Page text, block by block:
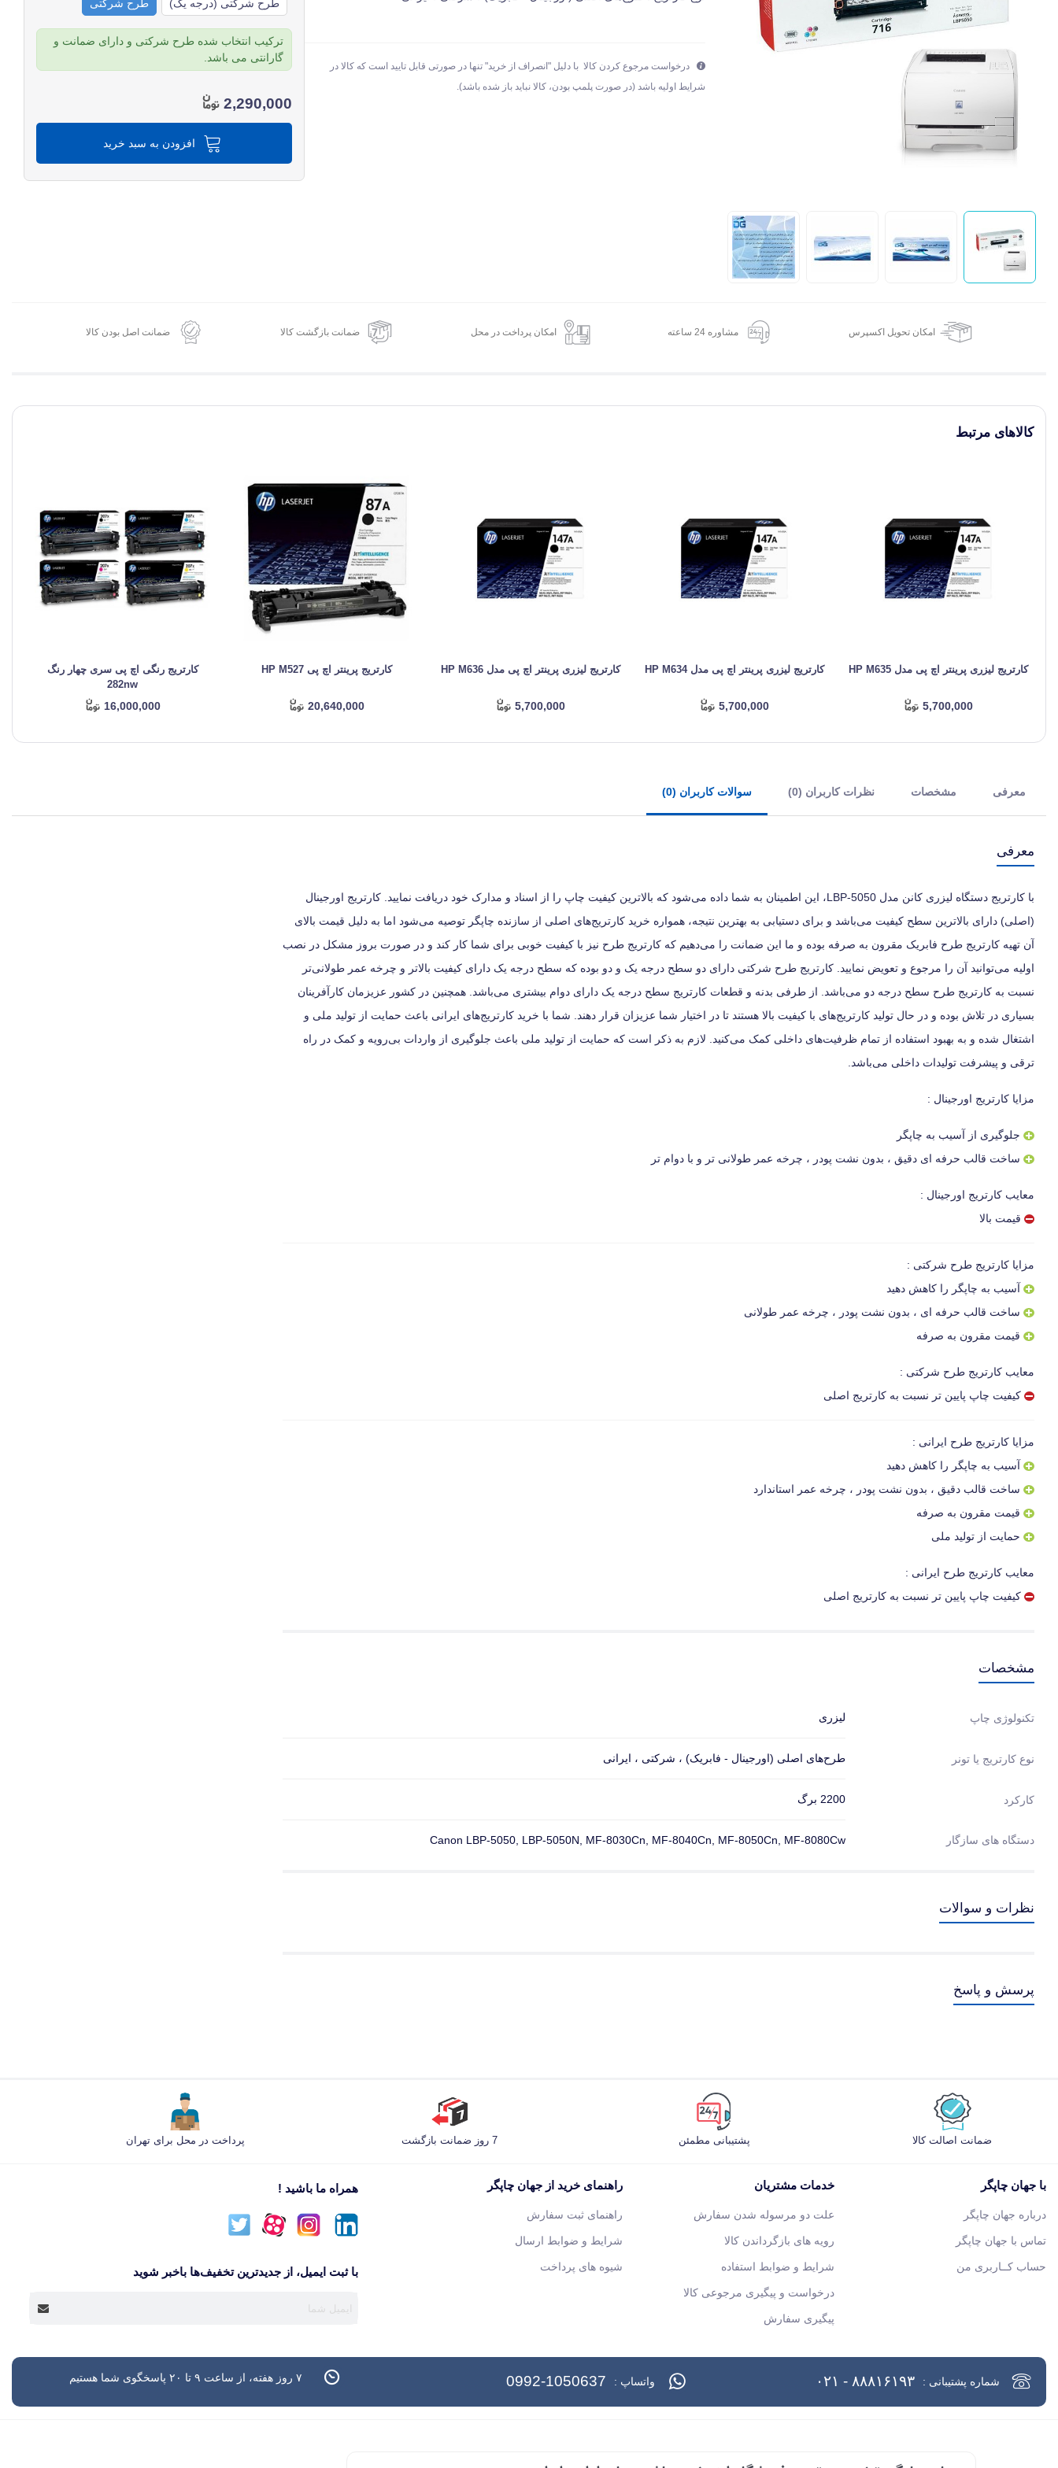
درخواست مرجوع کردن کالا با دلیل "انصراف از خرید" تنها در صورتی قابل تایید است که کالا در
شرایط اولیه باشد (در صورت پلمپ بودن، کالا نباید باز شده باشد).
طرح شرکتی (درجه یک) طرح شرکتی
ترکیب انتخاب شده طرح شرکتی و دارای ضمانت و
گارانتی می باشد.
2,290,000
افزودن به سبد خرید
امکان تحویل اکسپرس مشاوره 24 ساعته امکان پرداخت در محل ضمانت بازگشت کالا ضمانت اصل بودن کالا
کالاهای مرتبط
کارتریج لیزری پرینتر اچ پی مدل HP M635
5,700,000
کارتریج لیزری پرینتر اچ پی مدل HP M634
5,700,000
کارتریج لیزری پرینتر اچ پی مدل HP M636
5,700,000
کارتریج پرینتر اچ پی HP M527
20,640,000
کارتریج رنگی اچ پی سری چهار رنگ
282nw
16,000,000
معرفی مشخصات نظرات کاربران (0) سوالات کاربران (0)
معرفی
با کارتریج دستگاه لیزری کانن مدل LBP-5050، این اطمینان به شما داده می‌شود که بالاترین کیفیت چاپ را از اسناد و مدارک خود دریافت نمایید. کارتریج اورجینال
(اصلی) دارای بالاترین سطح کیفیت می‌باشد و برای دستیابی به بهترین نتیجه، همواره خرید کارتریج‌های اصلی از سازنده چاپگر توصیه می‌شود اما به دلیل قیمت بالای
آن تهیه کارتریج طرح فابریک مقرون به صرفه بوده و ما این ضمانت را می‌دهیم که کارتریج طرح نیز با کیفیت خوبی برای شما کار کند و در صورت بروز مشکل در نصب
اولیه می‌توانید آن را مرجوع و تعویض نمایید. کارتریج طرح شرکتی دارای دو سطح درجه یک و دو بوده که سطح درجه یک دارای کیفیت بالاتر و چرخه عمر طولانی‌تر
نسبت به کارتریج طرح سطح درجه دو می‌باشد. از طرفی بدنه و قطعات کارتریج سطح درجه یک دارای دوام بیشتری می‌باشد. همچنین در کشور عزیزمان کارآفرینان
بسیاری در تلاش بوده و در حال تولید کارتریج‌های با کیفیت بالا هستند تا در اختیار شما عزیزان قرار دهند. شما با خرید کارتریج‌های ایرانی باعث حمایت از تولید ملی و
اشتغال شده و به بهبود استفاده از تمام ظرفیت‌های داخلی کمک می‌کنید. لازم به ذکر است که حمایت از تولید ملی باعث جلوگیری از واردات بی‌رویه و کمک در راه
ترقی و پیشرفت تولیدات داخلی می‌باشد.
مزایا کارتریج اورجینال :
جلوگیری از آسیب به چاپگر
ساخت قالب حرفه ای دقیق ، بدون نشت پودر ، چرخه عمر طولانی تر و با دوام تر
معایب کارتریج اورجینال :
قیمت بالا
مزایا کارتریج طرح شرکتی :
آسیب به چاپگر را کاهش دهید
ساخت قالب حرفه ای ، بدون نشت پودر ، چرخه عمر طولانی
قیمت مقرون به صرفه
معایب کارتریج طرح شرکتی :
کیفیت چاپ پایین تر نسبت به کارتریج اصلی
مزایا کارتریج طرح ایرانی :
آسیب به چاپگر را کاهش دهید
ساخت قالب دقیق ، بدون نشت پودر ، چرخه عمر استاندارد
قیمت مقرون به صرفه
حمایت از تولید ملی
معایب کارتریج طرح ایرانی :
کیفیت چاپ پایین تر نسبت به کارتریج اصلی
مشخصات
تکنولوژی چاپ لیزری
نوع کارتریج یا تونر طرح‌های اصلی (اورجینال - فابریک) ، شرکتی ، ایرانی
کارکرد 2200 برگ
دستگاه های سازگار Canon LBP-5050, LBP-5050N, MF-8030Cn, MF-8040Cn, MF-8050Cn, MF-8080Cw
نظرات و سوالات
پرسش و پاسخ
ضمانت اصالت کالا پشتیبانی مطمئن 7 روز ضمانت بازگشت پرداخت در محل برای تهران
با جهان چاپگر
درباره جهان چاپگر
تماس با جهان چاپگر
حساب کــاربری من
خدمات مشتریان
علت دو مرسوله شدن سفارش
رویه های بازگرداندن کالا
شرایط و ضوابط استفاده
درخواست و پیگیری مرجوعی کالا
پیگیری سفارش
راهنمای خرید از جهان چاپگر
راهنمای ثبت سفارش
شرایط و ضوابط ارسال
شیوه های پرداخت
همراه ما باشید !
با ثبت ایمیل، از جدید‌ترین تخفیف‌ها با‌خبر شوید
شماره پشتیبانی : ۸۸۸۱۶۱۹۳ - ۰۲۱ واتساپ : 0992-1050637 ۷ روز هفته، از ساعت ۹ تا ۲۰ پاسخگوی شما هستیم